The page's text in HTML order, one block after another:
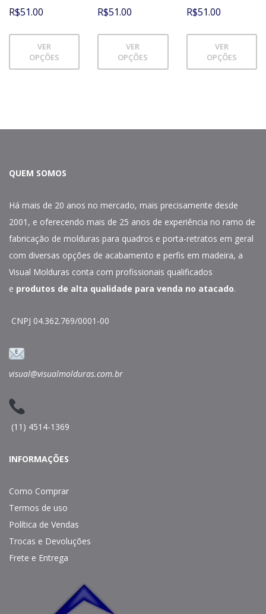
de 5
R$51.00
VER
OPÇÕES
de 5
R$51.00
VER
OPÇÕES
de 5
R$51.00
VER
OPÇÕES
QUEM SOMOS
Há mais de 20 anos no mercado, mais precisamente desde
2001, e oferecendo mais de 25 anos de experiência no ramo de
fabricação de molduras para quadros e porta-retratos em geral
com diversas opções de acabamento e perfis em madeira, a
Visual Molduras conta com profissionais qualificados
e produtos de alta qualidade para venda no atacado.
CNPJ 04.362.769/0001-00
visual@visualmolduras.com.br
(11) 4514-1369
INFORMAÇÕES
Como Comprar
Termos de uso
Política de Vendas
Trocas e Devoluções
Frete e Entrega